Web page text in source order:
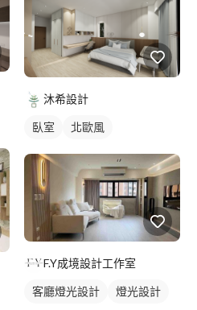
沐希設計
臥室 北歐風
F.Y成境設計工作室
客廳燈光設計 燈光設計